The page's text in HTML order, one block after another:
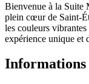
Bienvenue à la Suite
plein cœur de Saint-
les couleurs
expérience unique et
Informations